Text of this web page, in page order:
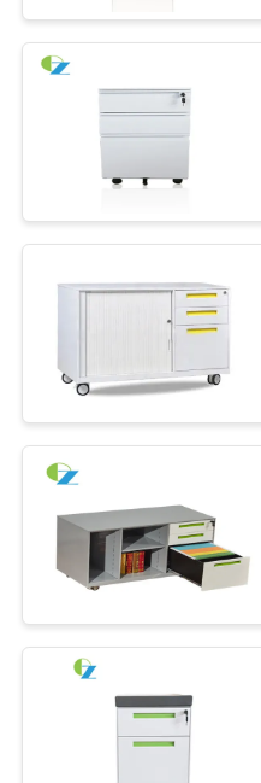
Armário
magro
aço do
Mesa da
trabalho
escritório